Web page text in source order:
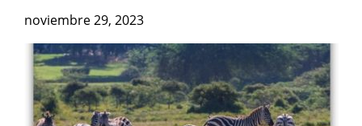
noviembre 29, 2023